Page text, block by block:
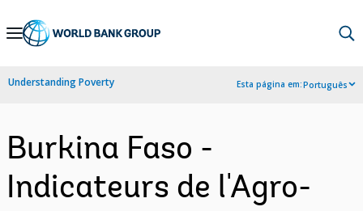
Skip
Navigation
Understanding Poverty Esta página em:Português
Burkina Faso -
Indicateurs de l'Agro-